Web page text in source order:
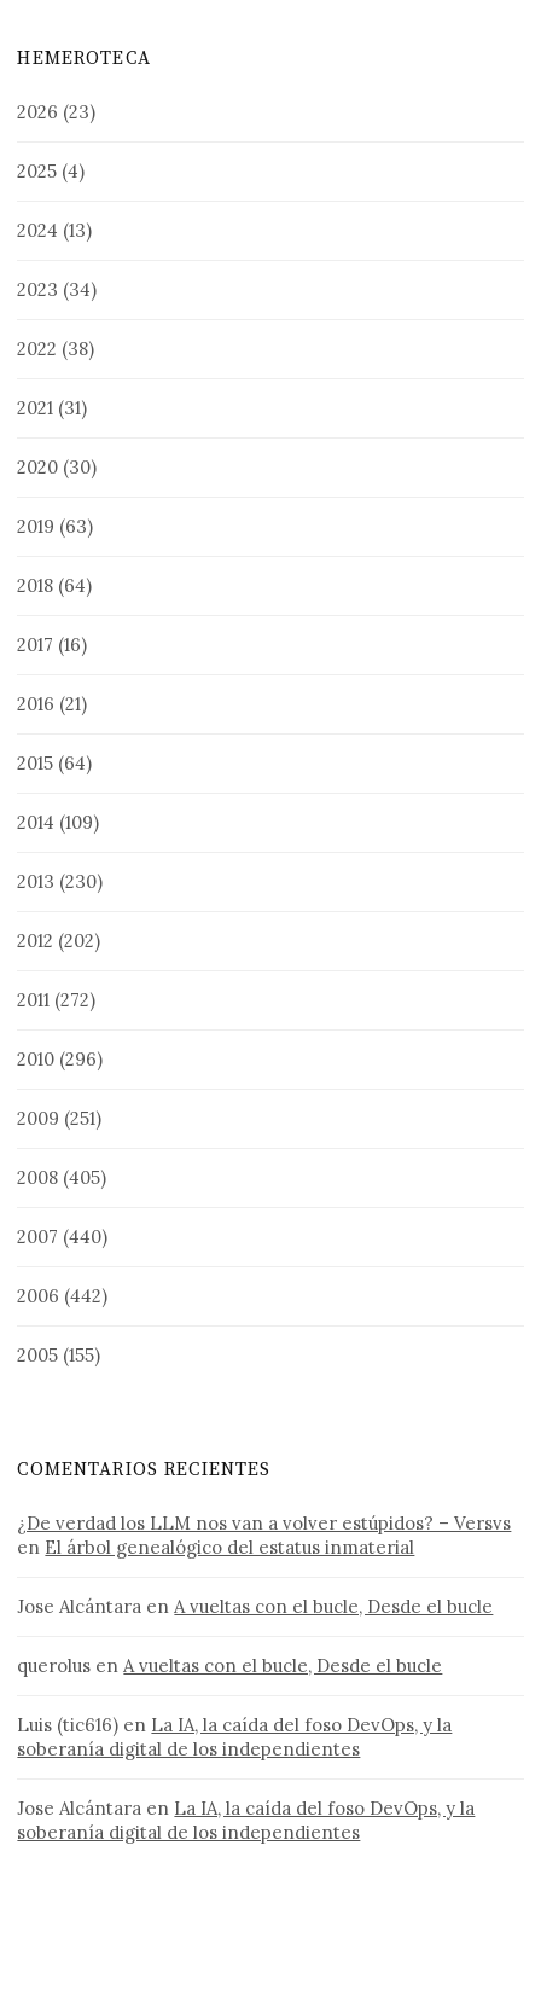
HEMEROTECA
2026 (23)
2025 (4)
2024 (13)
2023 (34)
2022 (38)
2021 (31)
2020 (30)
2019 (63)
2018 (64)
2017 (16)
2016 (21)
2015 (64)
2014 (109)
2013 (230)
2012 (202)
2011 (272)
2010 (296)
2009 (251)
2008 (405)
2007 (440)
2006 (442)
2005 (155)
COMENTARIOS RECIENTES
¿De verdad los LLM nos van a volver estúpidos? – Versvs
en El árbol genealógico del estatus inmaterial
Jose Alcántara enA vueltas con el bucle, Desde el bucle
querolus enA vueltas con el bucle, Desde el bucle
Luis (tic616) en La IA, la caída del foso DevOps, y la
soberanía digital de los independientes
Jose Alcántara en La IA, la caída del foso DevOps, y la
soberanía digital de los independientes